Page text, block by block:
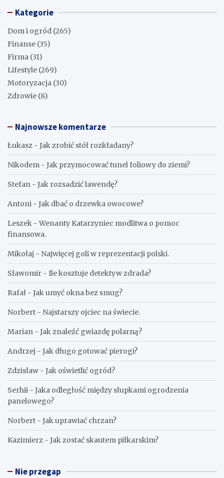
Kategorie
Dom i ogród (265)
Finanse (35)
Firma (31)
Lifestyle (269)
Motoryzacja (30)
Zdrowie (8)
Najnowsze komentarze
Łukasz - Jak zrobić stół rozkładany?
Nikodem - Jak przymocować tunel foliowy do ziemi?
Stefan - Jak rozsadzić lawendę?
Antoni - Jak dbać o drzewka owocowe?
Leszek -Wenanty Katarzyniec modlitwa o pomoc
finansowa.
Mikołaj - Najwięcej goli w reprezentacji polski.
Sławomir - Ile kosztuje detektyw zdrada?
Rafał - Jak umyć okna bez smug?
Norbert - Najstarszy ojciec na świecie.
Marian - Jak znaleźć gwiazdę polarną?
Andrzej - Jak długo gotować pierogi?
Zdzisław - Jak oświetlić ogród?
Serhii - Jaka odległość między słupkami ogrodzenia
panelowego?
Norbert - Jak uprawiać chrzan?
Kazimierz - Jak zostać skautem piłkarskim?
Nie przegap